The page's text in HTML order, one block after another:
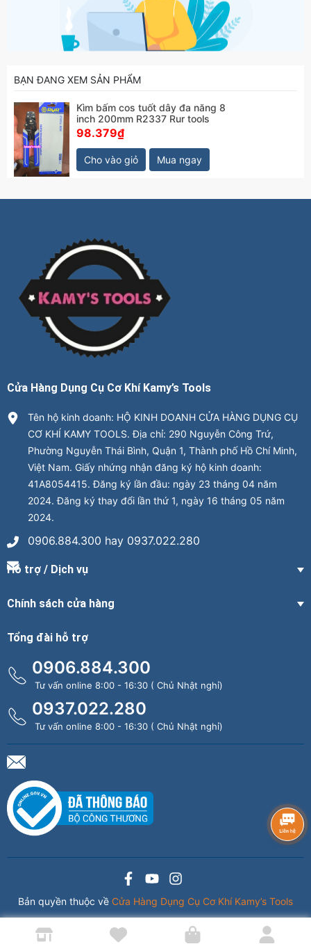
BẠN ĐANG XEM SẢN PHẨM
Kìm bấm cos tuốt dây đa năng 8
inch 200mm R2337 Rur tools
98.379₫
Cho vào giỏ Mua ngay
Cửa Hàng Dụng Cụ Cơ Khí Kamy’s Tools
Tên hộ kinh doanh: HỘ KINH DOANH CỬA HÀNG DỤNG CỤ
CƠ KHÍ KAMY TOOLS. Địa chỉ: 290 Nguyễn Công Trứ,
Phường Nguyễn Thái Bình, Quận 1, Thành phố Hồ Chí Minh,
Việt Nam. Giấy nhứng nhận đăng ký hộ kinh doanh:
41A8054415. Đăng ký lần đầu: ngày 23 tháng 04 năm
2024. Đăng ký thay đổi lần thứ 1, ngày 16 tháng 05 năm
2024.
0906.884.300 hay 0937.022.280
Hỗ trợ / Dịch vụ
Chính sách cửa hàng
Tổng đài hỗ trợ
0906.884.300
Tư vấn online 8:00 - 16:30 ( Chủ Nhật nghỉ)
0937.022.280
Tư vấn online 8:00 - 16:30 ( Chủ Nhật nghỉ)
Bản quyền thuộc về Cửa Hàng Dụng Cụ Cơ Khí Kamy’s Tools